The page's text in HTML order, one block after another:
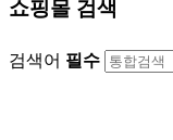
쇼핑몰 검색
검색어 필수